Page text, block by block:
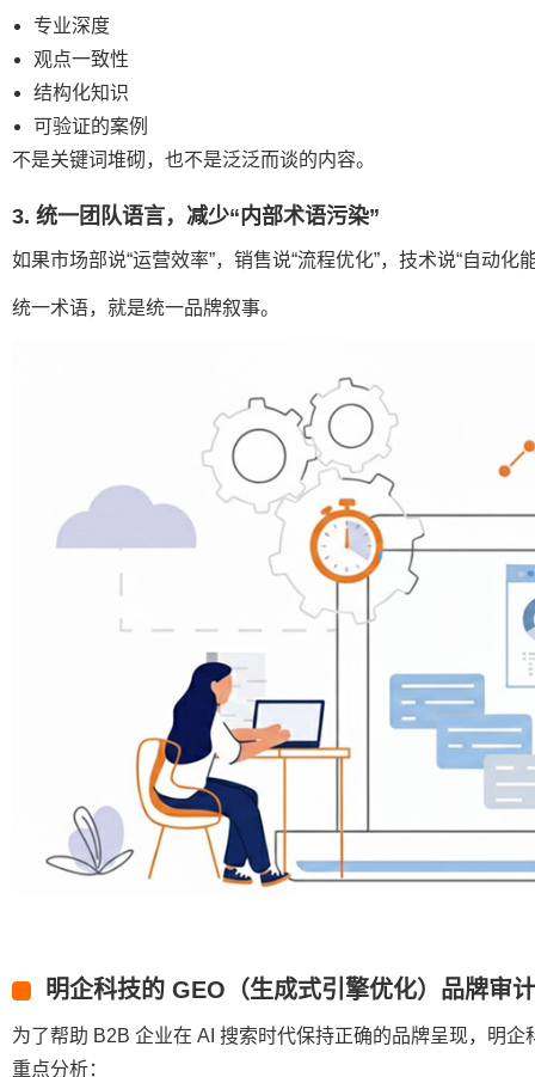
专业深度
观点一致性
结构化知识
可验证的案例
不是关键词堆砌，也不是泛泛而谈的内容。
3. 统一团队语言，减少“内部术语污染”
如果市场部说“运营效率”，销售说“流程优化”，技术说“自动
统一术语，就是统一品牌叙事。
明企科技的 GEO（生成式引擎优化）品牌审计
为了帮助 B2B 企业在 AI 搜索时代保持正确的品牌呈现，明企
重点分析：